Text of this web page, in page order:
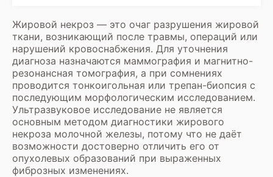
Жировой некроз — это очаг разрушения жировой
ткани, возникающий после травмы, операций или
нарушений кровоснабжения. Для уточнения
диагноза назначаются маммография и магнитно-
резонансная томография, а при сомнениях
проводится тонкоигольная или трепан-биопсия с
последующим морфологическим исследованием.
Ультразвуковое исследование не является
основным методом диагностики жирового
некроза молочной железы, потому что не даёт
возможности достоверно отличить его от
опухолевых образований при выраженных
фиброзных изменениях.